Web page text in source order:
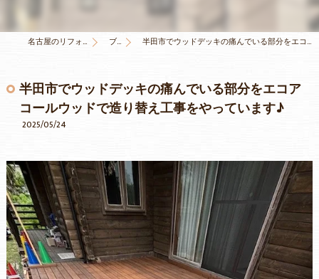
名古屋のリフォームはKRワークス ブログ 半田市でウッドデッキの痛んでいる部分をエコアコールウッドで造り替え工事をやっています♪
半田市でウッドデッキの痛んでいる部分をエコア
コールウッドで造り替え工事をやっています♪
2025/05/24